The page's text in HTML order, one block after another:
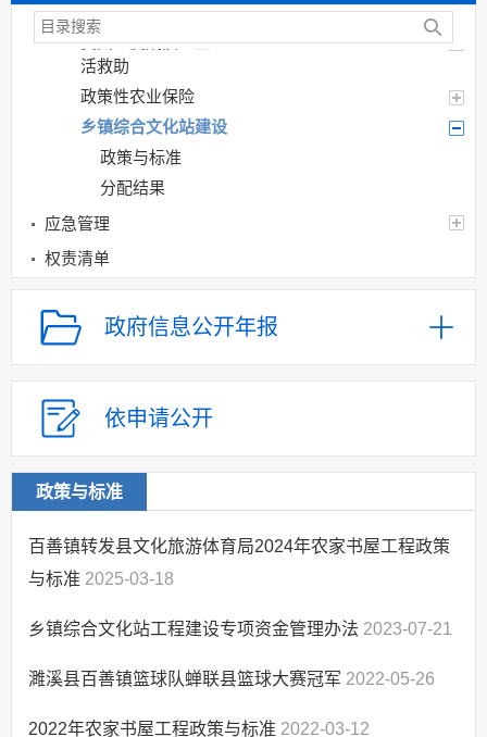
农村五保供养补助
贫困重度残疾人生
活救助
政策性农业保险
乡镇综合文化站建设
政策与标准
分配结果
应急管理
权责清单
公共服务清单和办
理结果
权力运行结果
人口与计生
网上政务服务
精准脱贫（乡村振兴）
义务教育
公共法律服务
涉农补贴
政府信息公开年报
依申请公开
政策与标准
百善镇转发县文化旅游体育局2024年农家书屋工程政策
与标准 2025-03-18
乡镇综合文化站工程建设专项资金管理办法 2023-07-21
濉溪县百善镇篮球队蝉联县篮球大赛冠军 2022-05-26
2022年农家书屋工程政策与标准 2022-03-12